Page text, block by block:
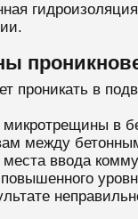
проникать в
микротрещины в
между
места ввода